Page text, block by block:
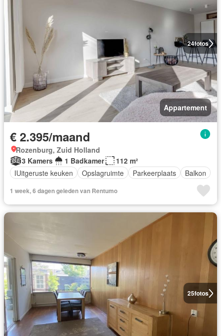
24fotos
Appartement
€ 2.395/maand
Rozenburg, Zuid Holland
3 Kamers
1 Badkamer
112 m²
IUitgeruste keuken
Opslagruimte Parkeerplaats Balkon
1 week, 6 dagen geleden van Rentumo
25fotos